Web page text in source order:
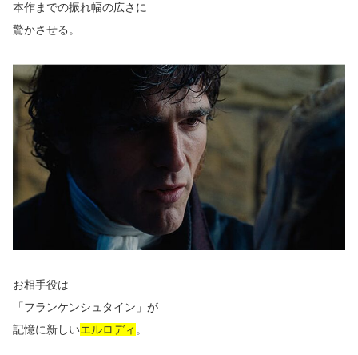
本作までの振れ幅の広さに
驚かさせる。
お相手役は
「フランケンシュタイン」が
記憶に新しいエルロディ 。